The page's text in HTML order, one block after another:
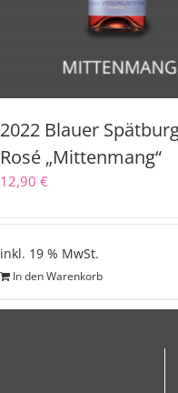
2022 Blauer
Rosé „Mittenmang“
12,90€
inkl. 19 % MwSt.
In den Warenkorb